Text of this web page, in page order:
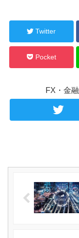
Twitter
Pocket
FX・金